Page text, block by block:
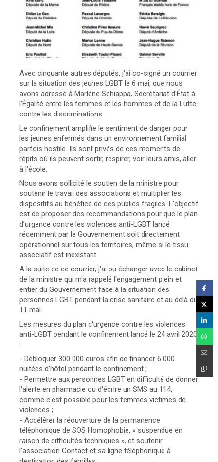
Avec cinquante autres députés, j'ai co-signé un courrier
sur la situation des jeunes LGBT le 6 mai, que nous
avons adressé à Marlène Schiappa, Secrétariat d'État à
l'Égalité entre les femmes et les hommes et de la Lutte
contre les discriminations.
Le confinement amplifie le sentiment de danger pour
les jeunes enfermés dans un environnement familial
parfois hostile. Ils sont privés de ces moments de
répits où ils peuvent sortir, respirer, voir leurs amis, aller
à l’école.
Nous avons sollicité le soutien de la ministre pour
soutenir le travail des associations et multiplier les
dispositifs au bénéfice de ces publics fragiles. L'objectif
est de proposer des recommandations pour que le plan
d’urgence contre les violences anti-LGBT lancé
récemment par le Gouvernement soit directement
opérationnel sur tous les territoires, même si le tissu
associatif est inexistant.
A la suite de ce courrier, j'ai pu échanger avec le cabinet
de la ministre qui m'a rappelé l'engagement plein et
entier du Gouvernement face à la situation des
personnes LGBT pendant la crise sanitaire et au delà du
11 mai.
Les mesures du plan d'urgence contre les violences
anti-LGBT pendant le confinement lancé le 24 avril 2020
:
- Débloquer 300 000 euros afin de financer 6 000
nuitées d'hôtel pendant le confinement ;
- Permettre aux personnes LGBT en difficulté de donner
l'alerte en pharmacie ou d'écrire un SMS au 114,
comme c'est possible pour les femmes victimes de
violences ;
- Accélérer la réouverture de la permanence
téléphonique de SOS Homophobie, « suspendue en
raison de difficultés techniques », et soutenir
l'association Contact et sa ligne téléphonique à